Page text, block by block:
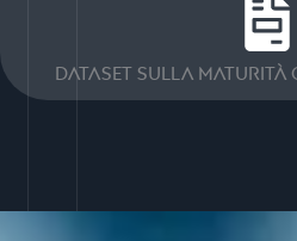
Dataset sulla maturità